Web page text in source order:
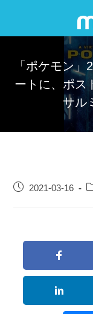
「ポケモン
ートに、ポス
サル
2021-03-16